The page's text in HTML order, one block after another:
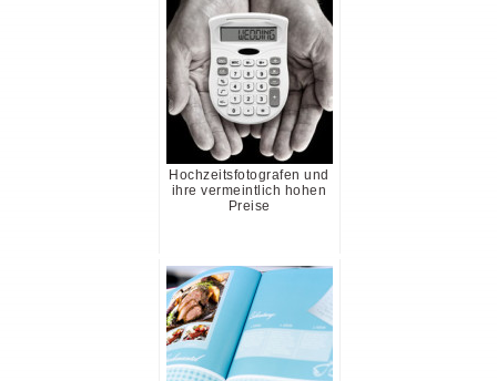
Hochzeitsfotografen und
ihre vermeintlich hohen
Preise